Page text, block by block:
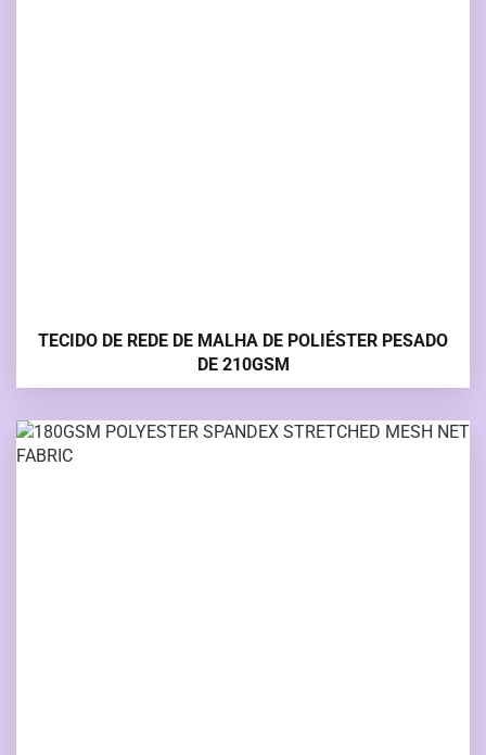
TECIDO DE REDE DE MALHA DE POLIÉSTER PESADO
DE 210GSM